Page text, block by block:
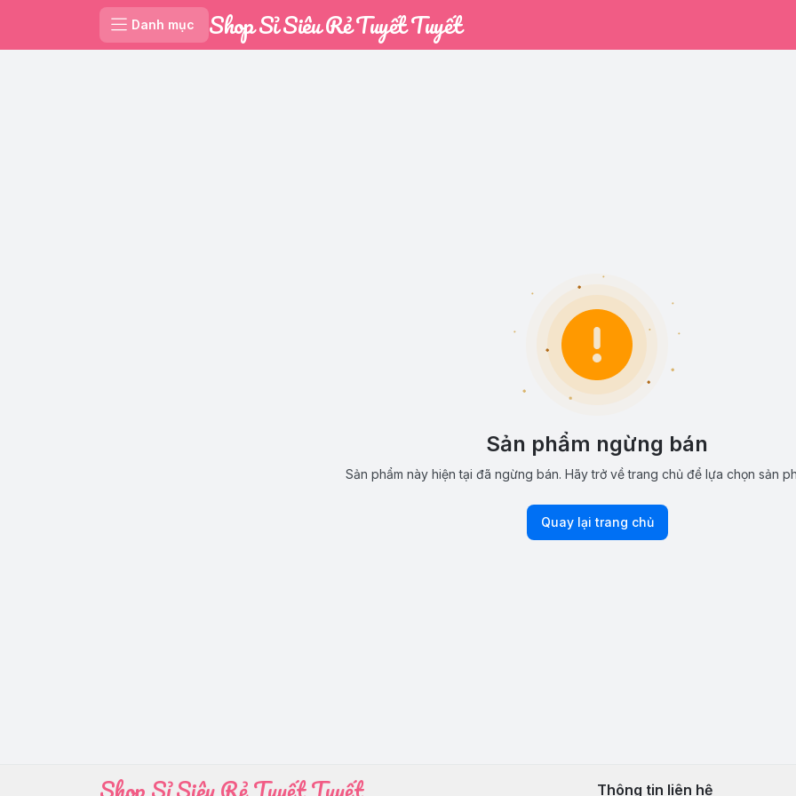
Danh mục Shop Sỉ Siêu Rẻ Tuyết Tuyết
Sản phẩm ngừng bán
Sản phẩm này hiện tại đã ngừng bán. Hãy trở về trang chủ để lựa chọn sản
Quay lại trang chủ
Thông tin liên hệ